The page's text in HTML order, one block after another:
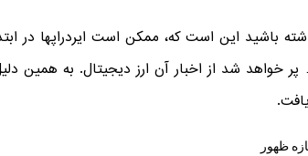
باشید این است که، ممکن است ایردراپها در
شد از اخبار آن ارز دیجیتال. به همین دلیل